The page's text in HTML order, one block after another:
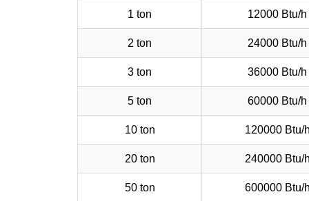
1 ton 12000 Btu/h
2 ton 24000 Btu/h
3 ton 36000 Btu/h
5 ton 60000 Btu/h
10 ton 120000 Btu/h
20 ton 240000 Btu/h
50 ton 600000 Btu/h